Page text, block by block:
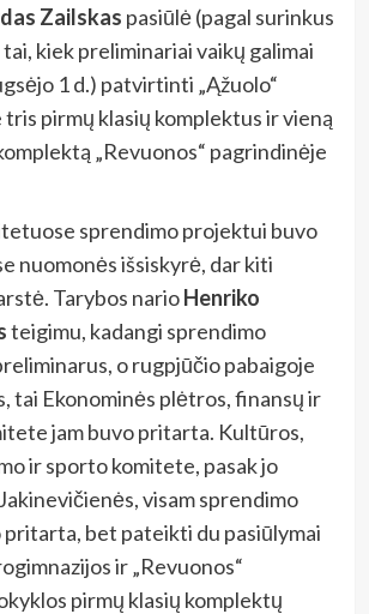
Zailskas pasiūlė (pagal surinkus
kiek preliminariai vaikų galimai
1 d.) patvirtinti „Ąžuolo“
pirmų klasių komplektus ir vieną
„Revuonos“ pagrindinėje
sprendimo projektui buvo
nuomonės išsiskyrė, dar kiti
Tarybos narioHenriko
teigimu, kadangi sprendimo
o rugpjūčio pabaigoje
tai Ekonominės plėtros, finansų ir
jam buvo pritarta. Kultūros,
ir sporto komitete, pasak jo
visam sprendimo
bet pateikti du pasiūlymai
ir „Revuonos“
pirmų klasių komplektų